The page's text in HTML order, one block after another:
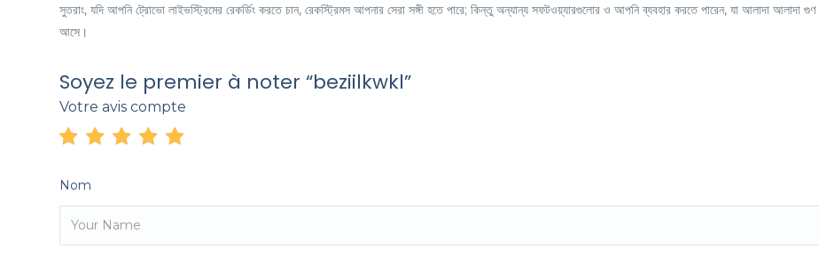
সুতরাং, যদি আপনি ট্রোভো লাইভস্ট্রিমের রেকর্ডিং করতে চান, রেকস্ট্রিমস আপনার সেরা সঙ্গী হতে পারে; কিন্তু অন্যান্য সফটওয়্যারগুলোর ও আপনি ব্যবহার করতে পারেন, যা আলাদা আলাদা গুণ
আসে।
Soyez le premier à noter “beziilkwkl”
Votre avis compte
Nom